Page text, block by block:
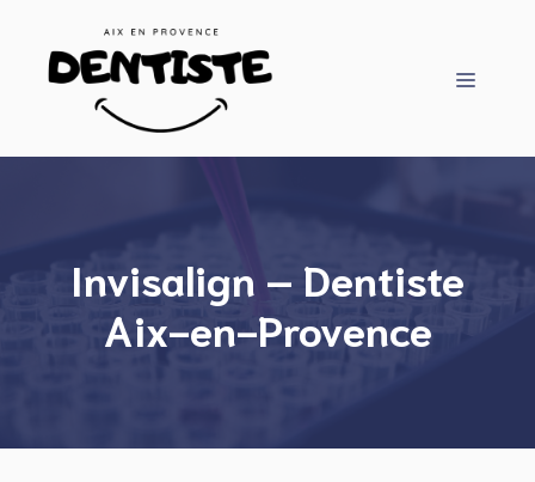
contenu
Menu
Invisalign – Dentiste
Aix-en-Provence